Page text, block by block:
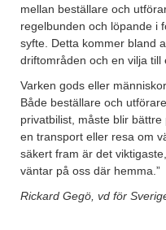
mellan beställare och
regelbunden och löpande i
syfte. Detta kommer bland
driftområden och en vilja till
Varken gods eller
Både beställare och
privatbilist, måste blir
en transport eller resa om
säkert fram är det
väntar på oss där hemma.”
Rickard Gegö, vd för